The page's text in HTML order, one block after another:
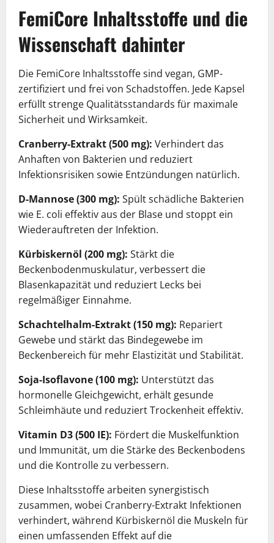
FemiCore Inhaltsstoffe und die
Wissenschaft dahinter
Die FemiCore Inhaltsstoffe sind vegan, GMP-
zertifiziert und frei von Schadstoffen. Jede Kapsel
erfüllt strenge Qualitätsstandards für maximale
Sicherheit und Wirksamkeit.
Cranberry-Extrakt (500 mg): Verhindert das
Anhaften von Bakterien und reduziert
Infektionsrisiken sowie Entzündungen natürlich.
D-Mannose (300 mg): Spült schädliche Bakterien
wie E. coli effektiv aus der Blase und stoppt ein
Wiederauftreten der Infektion.
Kürbiskernöl (200 mg): Stärkt die
Beckenbodenmuskulatur, verbessert die
Blasenkapazität und reduziert Lecks bei
regelmäßiger Einnahme.
Schachtelhalm-Extrakt (150 mg): Repariert
Gewebe und stärkt das Bindegewebe im
Beckenbereich für mehr Elastizität und Stabilität.
Soja-Isoflavone (100 mg): Unterstützt das
hormonelle Gleichgewicht, erhält gesunde
Schleimhäute und reduziert Trockenheit effektiv.
Vitamin D3 (500 IE): Fördert die Muskelfunktion
und Immunität, um die Stärke des Beckenbodens
und die Kontrolle zu verbessern.
Diese Inhaltsstoffe arbeiten synergistisch
zusammen, wobei Cranberry-Extrakt Infektionen
verhindert, während Kürbiskernöl die Muskeln für
einen umfassenden Effekt auf die